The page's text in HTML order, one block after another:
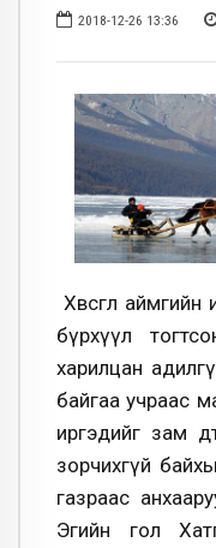
2018-12-26 13:36
Хөвсгөл аймгийн
бүрхүүл
харилцан
байгаа учраас
иргэдийг зам
зорчихгүй
газраас
Эгийн гол